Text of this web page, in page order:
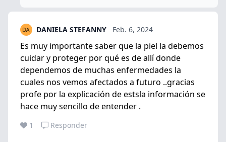
DANIELA STEFANNY Feb. 6, 2024
Es muy importante saber que la piel la debemos
cuidar y proteger por qué es de allí donde
dependemos de muchas enfermedades la
cuales nos vemos afectados a futuro ..gracias
profe por la explicación de estsla información se
hace muy sencillo de entender .
1 Responder